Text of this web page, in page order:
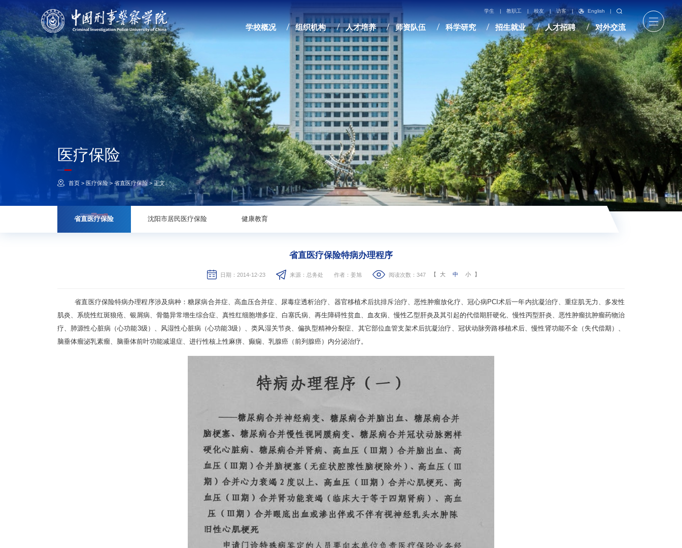
学生 教职工 校友 | 访客 | English
学校概况 组织机构 人才培养 师资队伍 科学研究 招生就业 人才招聘 对外交流
医疗保险
首页 >医疗保险 >省直医疗保险 >正文
省直医疗保险 沈阳市居民医疗保险 健康教育
省直医疗保险特病办理程序
日期：2014-12-23 来源：总务处 作者：姜旭 阅读次数： 347 【 大 中 小 】
省直医疗保险特病办理程序涉及病种：糖尿病合并症、高血压合并症、尿毒症透析治疗、器官移植术后抗排斥治疗、恶性肿瘤放化疗、冠心病 PCI术后一年内抗凝治疗、重症肌无力、多发性
肌炎、系统性红斑狼疮、银屑病、骨髓异常增生综合症、真性红细胞增多症、白塞氏病、再生障碍性贫血、血友病、慢性乙型肝炎及其引起的代偿期肝硬化、慢性丙型肝炎、恶性肿瘤抗肿瘤药物治
疗、肺源性心脏病（心功能3级）、风湿性心脏病（心功能3级）、类风湿关节炎、偏执型精神分裂症、其它部位血管支架术后抗凝治疗、冠状动脉旁路移植术后、慢性肾功能不全（失代偿期）、
脑垂体瘤泌乳素瘤、脑垂体前叶功能减退症、进行性核上性麻痹、癫痫、乳腺癌（前列腺癌）内分泌治疗。